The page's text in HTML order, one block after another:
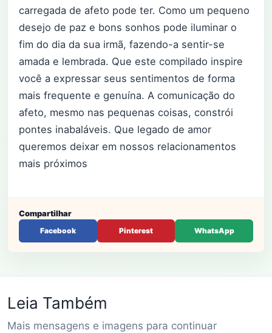
carregada de afeto pode ter. Como um pequeno
desejo de paz e bons sonhos pode iluminar o
fim do dia da sua irmã, fazendo-a sentir-se
amada e lembrada. Que este compilado inspire
você a expressar seus sentimentos de forma
mais frequente e genuína. A comunicação do
afeto, mesmo nas pequenas coisas, constrói
pontes inabaláveis. Que legado de amor
queremos deixar em nossos relacionamentos
mais próximos
Compartilhar
Facebook Pinterest WhatsApp
Leia Também
Mais mensagens e imagens para continuar